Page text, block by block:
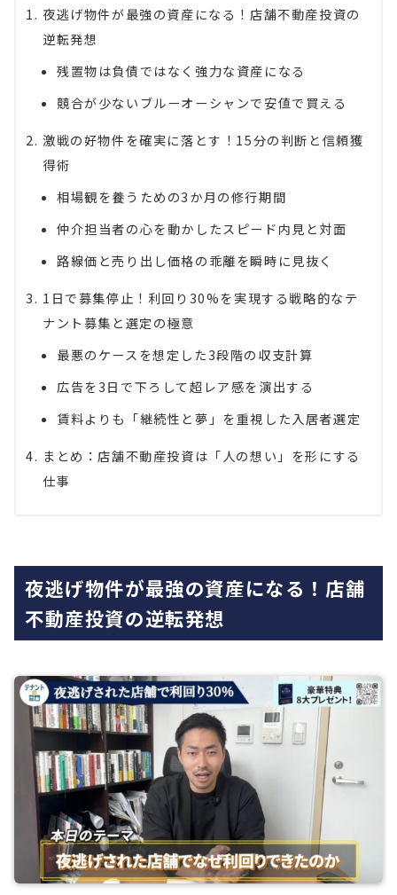
夜逃げ物件が最強の資産になる！店舗不動産投資の
逆転発想
残置物は負債ではなく強力な資産になる
競合が少ないブルーオーシャンで安値で買える
激戦の好物件を確実に落とす！15分の判断と信頼獲
得術
相場観を養うための3か月の修行期間
仲介担当者の心を動かしたスピード内見と対面
路線価と売り出し価格の乖離を瞬時に見抜く
1日で募集停止！利回り30%を実現する戦略的なテ
ナント募集と選定の極意
最悪のケースを想定した3段階の収支計算
広告を3日で下ろして超レア感を演出する
賃料よりも「継続性と夢」を重視した入居者選定
まとめ：店舗不動産投資は「人の想い」を形にする
仕事
夜逃げ物件が最強の資産になる！店舗
不動産投資の逆転発想